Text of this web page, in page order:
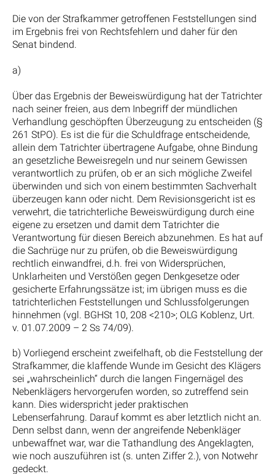
Die von der Strafkammer getroffenen Feststellungen sind
im Ergebnis frei von Rechtsfehlern und daher für den
Senat bindend.
a)
Über das Ergebnis der Beweiswürdigung hat der Tatrichter
nach seiner freien, aus dem Inbegriff der mündlichen
Verhandlung geschöpften Überzeugung zu entscheiden (§
261 StPO). Es ist die für die Schuldfrage entscheidende,
allein dem Tatrichter übertragene Aufgabe, ohne Bindung
an gesetzliche Beweisregeln und nur seinem Gewissen
verantwortlich zu prüfen, ob er an sich mögliche Zweifel
überwinden und sich von einem bestimmten Sachverhalt
überzeugen kann oder nicht. Dem Revisionsgericht ist es
verwehrt, die tatrichterliche Beweiswürdigung durch eine
eigene zu ersetzen und damit dem Tatrichter die
Verantwortung für diesen Bereich abzunehmen. Es hat auf
die Sachrüge nur zu prüfen, ob die Beweiswürdigung
rechtlich einwandfrei, d.h. frei von Widersprüchen,
Unklarheiten und Verstößen gegen Denkgesetze oder
gesicherte Erfahrungssätze ist; im übrigen muss es die
tatrichterlichen Feststellungen und Schlussfolgerungen
hinnehmen (vgl. BGHSt 10, 208 <210>; OLG Koblenz, Urt.
v. 01.07.2009 – 2 Ss 74/09).
b) Vorliegend erscheint zweifelhaft, ob die Feststellung der
Strafkammer, die klaffende Wunde im Gesicht des Klägers
sei „wahrscheinlich“ durch die langen Fingernägel des
Nebenklägers hervorgerufen worden, so zutreffend sein
kann. Dies widerspricht jeder praktischen
Lebenserfahrung. Darauf kommt es aber letztlich nicht an.
Denn selbst dann, wenn der angreifende Nebenkläger
unbewaffnet war, war die Tathandlung des Angeklagten,
wie noch auszuführen ist (s. unten Ziffer 2.), von Notwehr
gedeckt.